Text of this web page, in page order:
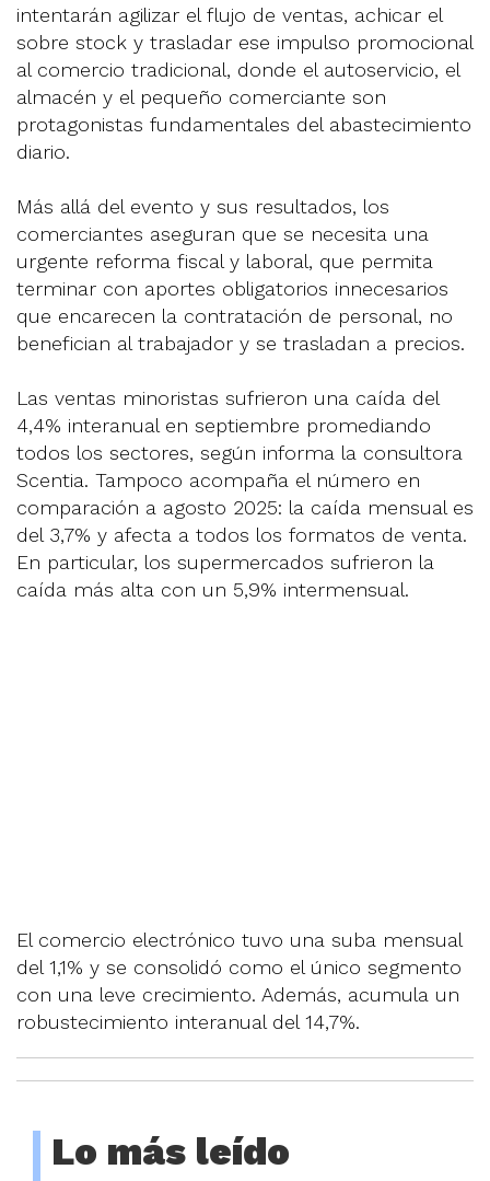
intentarán agilizar el flujo de ventas, achicar el
sobre stock y trasladar ese impulso promocional
al comercio tradicional, donde el autoservicio, el
almacén y el pequeño comerciante son
protagonistas fundamentales del abastecimiento
diario.
Más allá del evento y sus resultados, los
comerciantes aseguran que se necesita una
urgente reforma fiscal y laboral, que permita
terminar con aportes obligatorios innecesarios
que encarecen la contratación de personal, no
benefician al trabajador y se trasladan a precios.
Las ventas minoristas sufrieron una caída del
4,4% interanual en septiembre promediando
todos los sectores, según informa la consultora
Scentia. Tampoco acompaña el número en
comparación a agosto 2025: la caída mensual es
del 3,7% y afecta a todos los formatos de venta.
En particular, los supermercados sufrieron la
caída más alta con un 5,9% intermensual.
El comercio electrónico tuvo una suba mensual
del 1,1% y se consolidó como el único segmento
con una leve crecimiento. Además, acumula un
robustecimiento interanual del 14,7%.
Lo más leído